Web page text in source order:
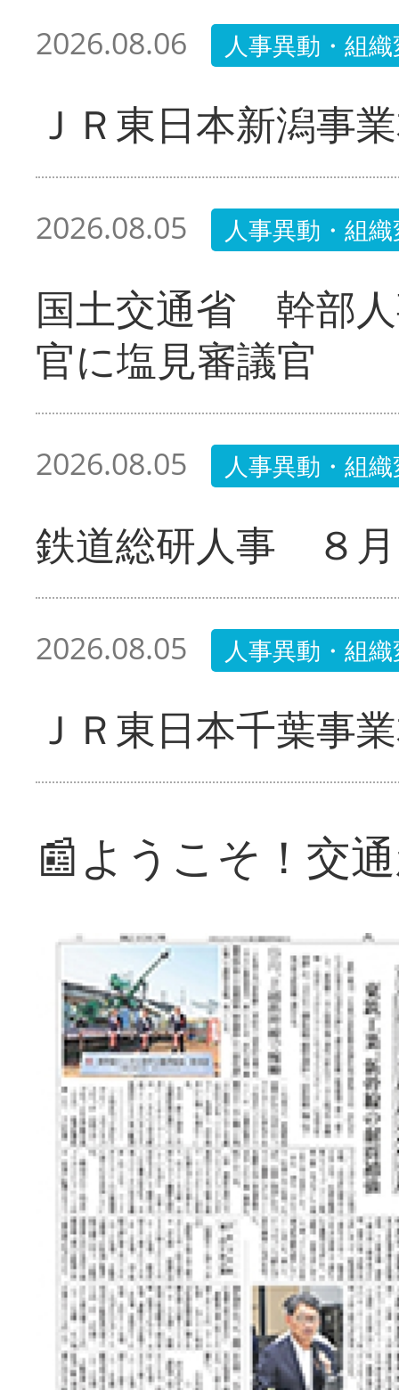
2026.08.06 人事異動・組
ＪＲ東日本新潟事
2026.08.05 人事異動・組
国土交通省 幹部
官に塩見審議官
2026.08.05 人事異動・組
鉄道総研人事 ８
2026.08.05 人事異動・組
ＪＲ東日本千葉事
📰ようこそ！交